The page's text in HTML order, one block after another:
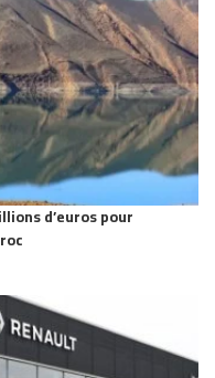
d’euros pour